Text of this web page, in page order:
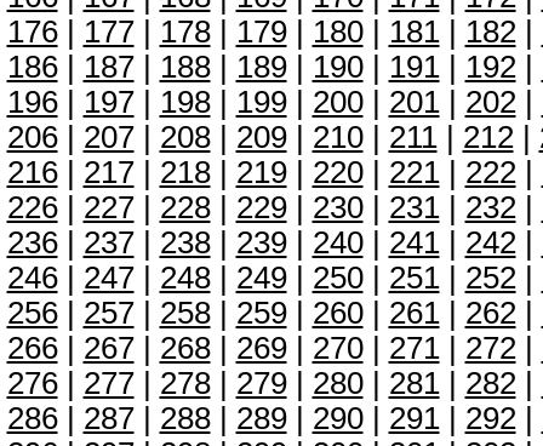
176| 177| 178| 179| 180| 181| 182|
186| 187| 188| 189| 190| 191| 192|
196| 197| 198| 199| 200| 201| 202|
206| 207| 208| 209| 210| 211| 212|
216| 217| 218| 219| 220| 221| 222|
226| 227| 228| 229| 230| 231| 232|
236| 237| 238| 239| 240| 241| 242|
246| 247| 248| 249| 250| 251| 252|
256| 257| 258| 259| 260| 261| 262|
266| 267| 268| 269| 270| 271| 272|
276| 277| 278| 279| 280| 281| 282|
286| 287| 288| 289| 290| 291| 292|